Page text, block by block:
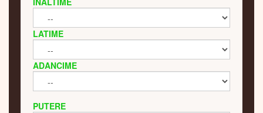
LATIME
ADANCIME
PUTERE